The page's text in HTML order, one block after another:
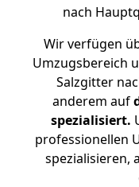
nach
Wir verfügen
Umzugsbereich
Salzgitter
anderem auf
spezialisiert.
professionellen
spezialisieren,